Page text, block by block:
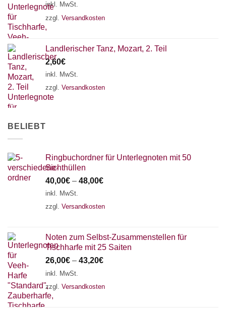
inkl. MwSt.
zzgl. Versandkosten
Landlerischer Tanz, Mozart, 2. Teil
2,60€
inkl. MwSt.
zzgl. Versandkosten
BELIEBT
Ringbuchordner für Unterlegnoten mit 50
Sichthüllen
40,00€ – 48,00€
inkl. MwSt.
zzgl. Versandkosten
Noten zum Selbst-Zusammenstellen für
Tischharfe mit 25 Saiten
26,00€ – 43,20€
inkl. MwSt.
zzgl. Versandkosten
Chat Support
18 SAITEN 21 SAITEN